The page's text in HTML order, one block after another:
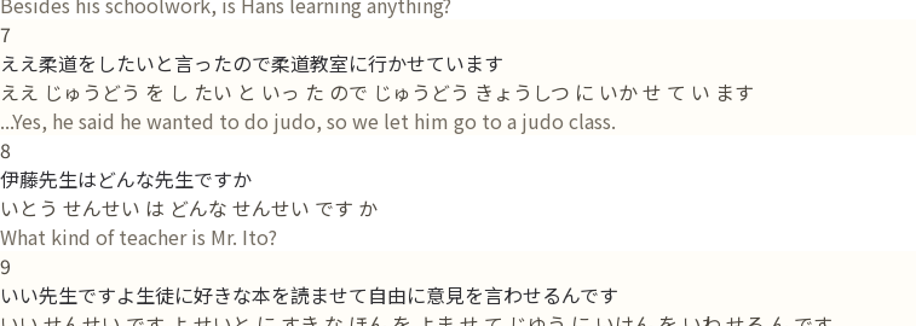
7
ええ柔道をしたいと言ったので柔道教室に行かせています
ええ じゅうどう を し たい と いっ た ので じゅうどう きょうしつ に いか せ て い ます
...Yes, he said he wanted to do judo, so we let him go to a judo class.
8
伊藤先生はどんな先生ですか
いとう せんせい は どんな せんせい です か
What kind of teacher is Mr. Ito?
9
いい先生ですよ生徒に好きな本を読ませて自由に意見を言わせるんです